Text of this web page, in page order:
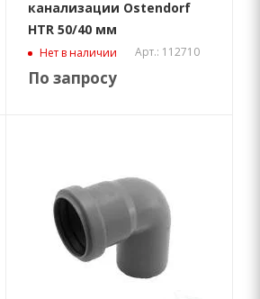
канализации Ostendorf
HTR 50/40 мм
Нет в наличии Арт.: 112710
По запросу